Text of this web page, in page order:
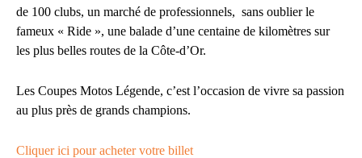
de 100 clubs, un marché de professionnels, sans oublier le
fameux « Ride », une balade d’une centaine de kilomètres sur
les plus belles routes de la Côte-d’Or.
Les Coupes Motos Légende, c’est l’occasion de vivre sa passion
au plus près de grands champions.
Cliquer ici pour acheter votre billet